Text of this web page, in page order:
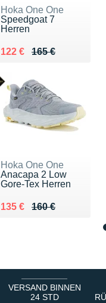
Hoka One One
Speedgoat 7
Herren
165 €
Au lieu de 165 €
122 €
Vendu 122 €
Hoka One One
Anacapa 2 Low
Gore-Tex Herren
160 €
Au lieu de 160 €
135 €
Vendu 135 €
VERSAND BINNEN
24 STD